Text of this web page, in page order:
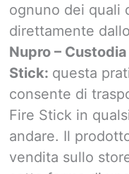
ognuno dei quali
direttamente
Nupro –
Stick: questa
consente di
Fire Stick in
andare. Il
vendita sullo